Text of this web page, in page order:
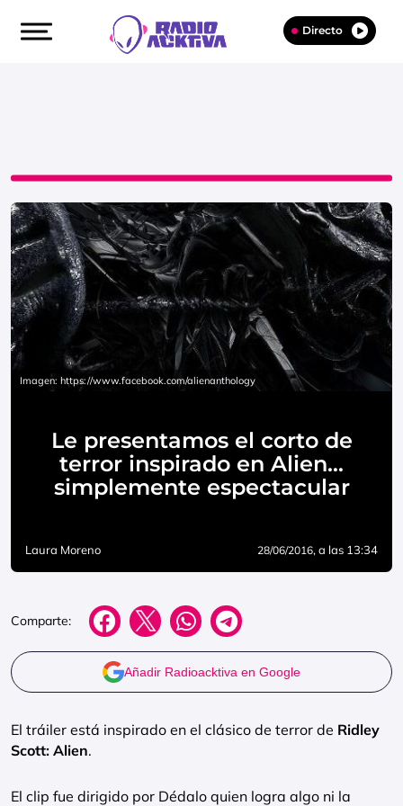
Directo
Imagen: https://www.facebook.com/alienanthology
Le presentamos el corto de
terror inspirado en Alien…
simplemente espectacular
Laura Moreno 28/06/2016, a las 13:34
Comparte:
Añadir Radioacktiva en Google
El tráiler está inspirado en el clásico de terror de Ridley
Scott: Alien.
El clip fue dirigido por Dédalo quien logra algo ni la